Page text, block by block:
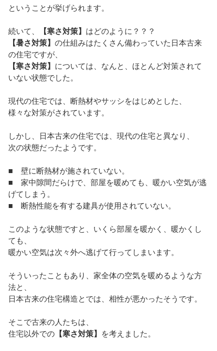
ということが挙げられます。
続いて、 【寒さ対策】 はどのように？？？
【暑さ対策】 の仕組みはたくさん備わっていた日本古来
の住宅ですが、
【寒さ対策】 については、なんと、ほとんど対策されて
いない状態でした。
現代の住宅では、断熱材やサッシをはじめとした、
様々な対策がされています。
しかし、日本古来の住宅では、現代の住宅と異なり、
次の状態だったようです。
■ 壁に断熱材が施されていない。
■ 家中隙間だらけで、部屋を暖めても、暖かい空気が逃
げてしまう。
■ 断熱性能を有する建具が使用されていない。
このような状態ですと、いくら部屋を暖かく、暖かくし
ても、
暖かい空気は次々外へ逃げて行ってしまいます。
そういったこともあり、家全体の空気を暖めるような方
法と、
日本古来の住宅構造とでは、相性が悪かったそうです。
そこで古来の人たちは、
住宅以外での【寒さ対策】 を考えました。